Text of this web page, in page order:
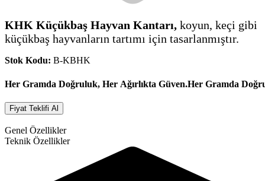
KHK Küçükbaş Hayvan Kantarı, koyun, keçi gibi
küçükbaş hayvanların tartımı için tasarlanmıştır.
Stok Kodu: B-KBHK
Her Gramda Doğruluk, Her Ağırlıkta Güven.Her Gramda
Fiyat Teklifi Al
Genel Özellikler
Teknik Özellikler